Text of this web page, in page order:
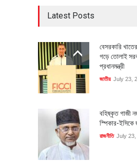
Latest Posts
বেসরকারি
গড়ে তোলাই
প্রধানমন্ত্রী
জাতীয় July 23,
বহিষ্কৃত গাজী
স্পিকার-ইসিকে
রাজনীতি July 23,